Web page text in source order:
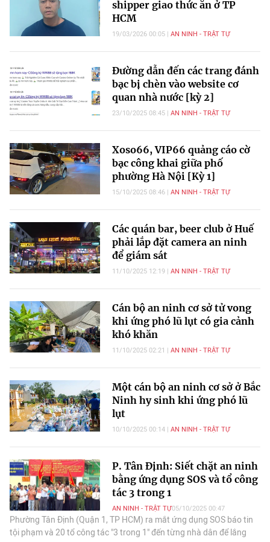
shipper giao thức ăn ở TP
HCM
19/03/2026 00:05 AN NINH - TRẬT TỰ
Đường dẫn đến các trang đánh
bạc bị chèn vào website cơ
quan nhà nước [kỳ 2]
23/10/2025 08:45 AN NINH - TRẬT TỰ
Xoso66, VIP66 quảng cáo cờ
bạc công khai giữa phố
phường Hà Nội [Kỳ 1]
15/10/2025 08:46 AN NINH - TRẬT TỰ
Các quán bar, beer club ở Huế
phải lắp đặt camera an ninh
để giám sát
11/10/2025 12:19 AN NINH - TRẬT TỰ
Cán bộ an ninh cơ sở tử vong
khi ứng phó lũ lụt có gia cảnh
khó khăn
11/10/2025 02:21 AN NINH - TRẬT TỰ
Một cán bộ an ninh cơ sở ở Bắc
Ninh hy sinh khi ứng phó lũ
lụt
10/10/2025 00:14 AN NINH - TRẬT TỰ
P. Tân Định: Siết chặt an ninh
bằng ứng dụng SOS và tổ công
tác 3 trong 1
AN NINH - TRẬT TỰ05/10/2025 00:47
Phường Tân Định (Quận 1, TP HCM) ra mắt ứng dụng SOS báo tin
tội phạm và 20 tổ công tác "3 trong 1" đến từng nhà dân để lắng